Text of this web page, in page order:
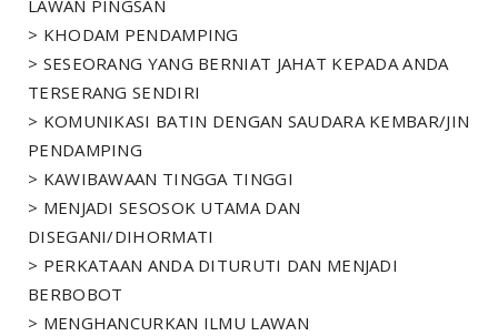
LAWAN PINGSAN
> KHODAM PENDAMPING
> SESEORANG YANG BERNIAT JAHAT KEPADA ANDA
TERSERANG SENDIRI
> KOMUNIKASI BATIN DENGAN SAUDARA KEMBAR/JIN
PENDAMPING
> KAWIBAWAAN TINGGA TINGGI
> MENJADI SESOSOK UTAMA DAN
DISEGANI/DIHORMATI
> PERKATAAN ANDA DITURUTI DAN MENJADI
BERBOBOT
> MENGHANCURKAN ILMU LAWAN